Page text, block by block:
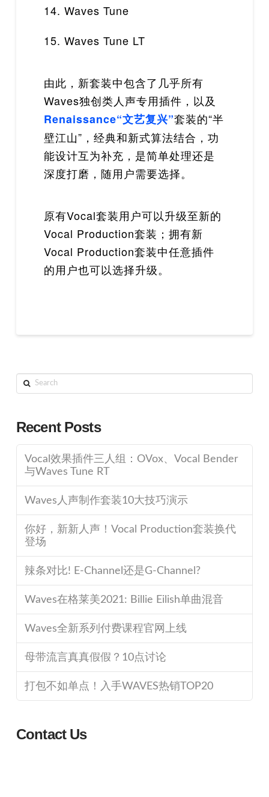
14. Waves Tune
15. Waves Tune LT
由此，新套装中包含了几乎所有
Waves独创类人声专用插件，以及
Renaissance“文艺复兴”套装的“半
壁江山”，经典和新式算法结合，功
能设计互为补充，是简单处理还是
深度打磨，随用户需要选择。
原有Vocal套装用户可以升级至新的
Vocal Production套装；拥有新
Vocal Production套装中任意插件
的用户也可以选择升级。
Search
Recent Posts
Vocal效果插件三人组：OVox、Vocal Bender
与Waves Tune RT
Waves人声制作套装10大技巧演示
你好，新新人声！Vocal Production套装换代
登场
辣条对比! E-Channel还是G-Channel?
Waves在格莱美2021: Billie Eilish单曲混音
Waves全新系列付费课程官网上线
母带流言真真假假？10点讨论
打包不如单点！入手WAVES热销TOP20
Contact Us